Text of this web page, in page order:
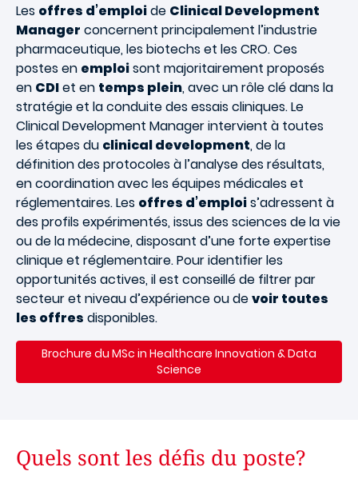
Les offres d’emploide Clinical Development
Manager concernent principalement l’industrie
pharmaceutique, les biotechs et les CRO. Ces
postes en emploisont majoritairement proposés
en CDIet en temps plein, avec un rôle clé dans la
stratégie et la conduite des essais cliniques. Le
Clinical Development Manager intervient à toutes
les étapes du clinical development, de la
définition des protocoles à l’analyse des résultats,
en coordination avec les équipes médicales et
réglementaires. Les offres d’emplois’adressent à
des profils expérimentés, issus des sciences de la vie
ou de la médecine, disposant d’une forte expertise
clinique et réglementaire. Pour identifier les
opportunités actives, il est conseillé de filtrer par
secteur et niveau d’expérience ou devoir toutes
les offres disponibles.
Brochure du MSc in Healthcare Innovation & Data
Science
Quels sont les défis du poste?